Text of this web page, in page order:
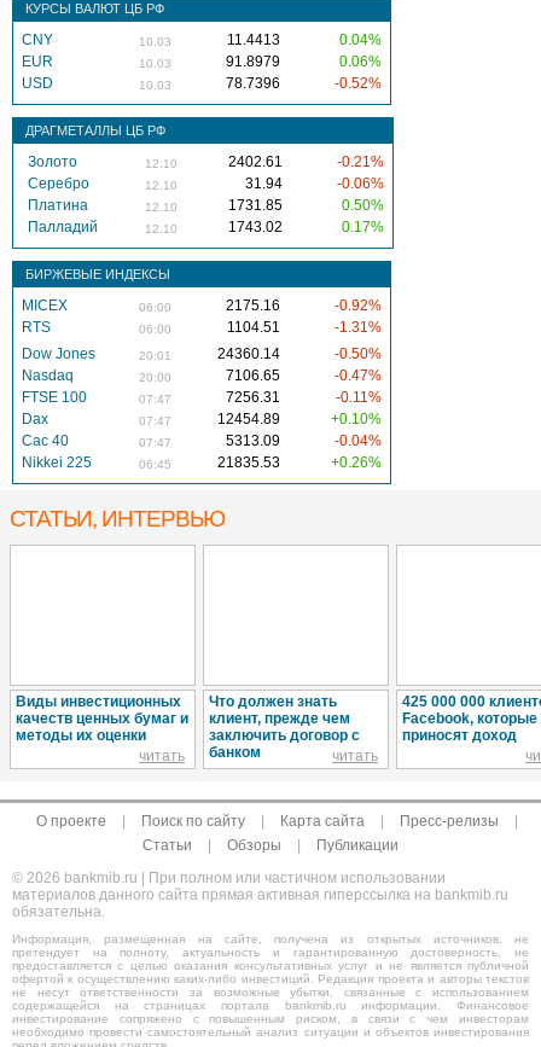
КУРСЫ ВАЛЮТ ЦБ РФ
CNY 10.03 11.4413
0.04%
EUR
10.03 91.8979
0.06%
USD
10.03 78.7396 -0.52%
ДРАГМЕТАЛЛЫ ЦБ РФ
Золото 12.10 2402.61
-0.21%
Серебро
12.10 31.94
-0.06%
Платина
12.10 1731.85
0.50%
Палладий
12.10 1743.02 0.17%
БИРЖЕВЫЕ ИНДЕКСЫ
MICEX 06:00 2175.16
-0.92%
RTS
06:00 1104.51
-1.31%
Dow Jones
20:01 24360.14
-0.50%
Nasdaq
20:00 7106.65
-0.47%
FTSE 100
07:47 7256.31
-0.11%
Dax
07:47 12454.89
+0.10%
Cac 40
07:47 5313.09
-0.04%
Nikkei 225
06:45 21835.53 +0.26%
СТАТЬИ, ИНТЕРВЬЮ
Виды инвестиционных
качеств ценных бумаг и
методы их оценки
читать
Что должен знать
клиент, прежде чем
заключить договор с
банком
читать
425 000 000
Facebook, которые
приносят доход
О проекте Поиск по сайту Карта сайта Пресс-релизы
Статьи
Обзоры
Публикации
© 2026 bankmib.ru | При полном или частичном использовании
материалов данного сайта прямая активная гиперссылка на bankmib.ru
обязательна.
Информация, размещенная на сайте, получена из открытых источников, не
претендует на полноту, актуальность и гарантированную достоверность, не
предоставляется с целью оказания консультативных услуг и не является публичной
офертой к осуществлению каких-либо инвестиций. Редакция проекта и авторы текстов
не несут ответственности за возможные убытки, связанные с использованием
содержащейся на страницах портала bankmib.ru информации. Финансовое
инвестирование сопряжено с повышенным риском, в связи с чем инвесторам
необходимо провести самостоятельный анализ ситуации и объектов инвестирования